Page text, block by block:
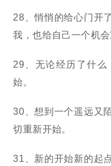
28、悄悄的给心门开
我，也给自己一个机会
29、无论经历了什么
始。
30、想到一个遥远又
切重新开始。
31、新的开始新的起